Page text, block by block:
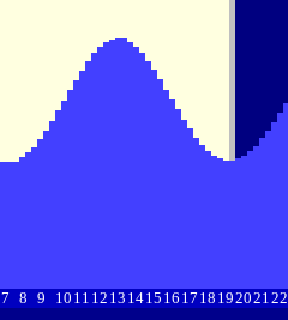
7 8 9 10 11 12 13 1415 16 17 18 19202122